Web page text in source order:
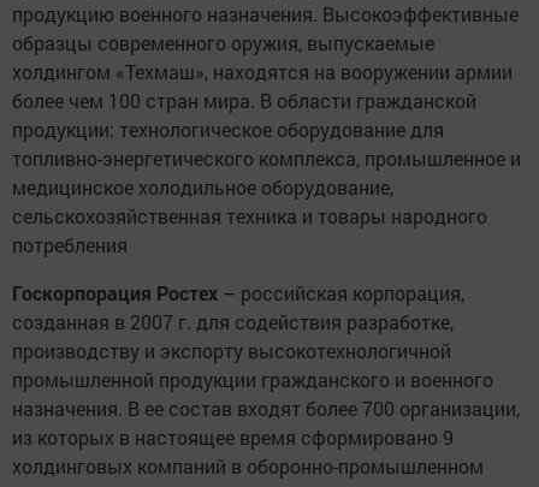
продукцию военного назначения. Высокоэффективные
образцы современного оружия, выпускаемые
холдингом «Техмаш», находятся на вооружении армии
более чем 100 стран мира. В области гражданской
продукции: технологическое оборудование для
топливно-энергетического комплекса, промышленное и
медицинское холодильное оборудование,
сельскохозяйственная техника и товары народного
потребления
Госкорпорация Ростех – российская корпорация,
созданная в 2007 г. для содействия разработке,
производству и экспорту высокотехнологичной
промышленной продукции гражданского и военного
назначения. В ее состав входят более 700 организации,
из которых в настоящее время сформировано 9
холдинговых компаний в оборонно-промышленном